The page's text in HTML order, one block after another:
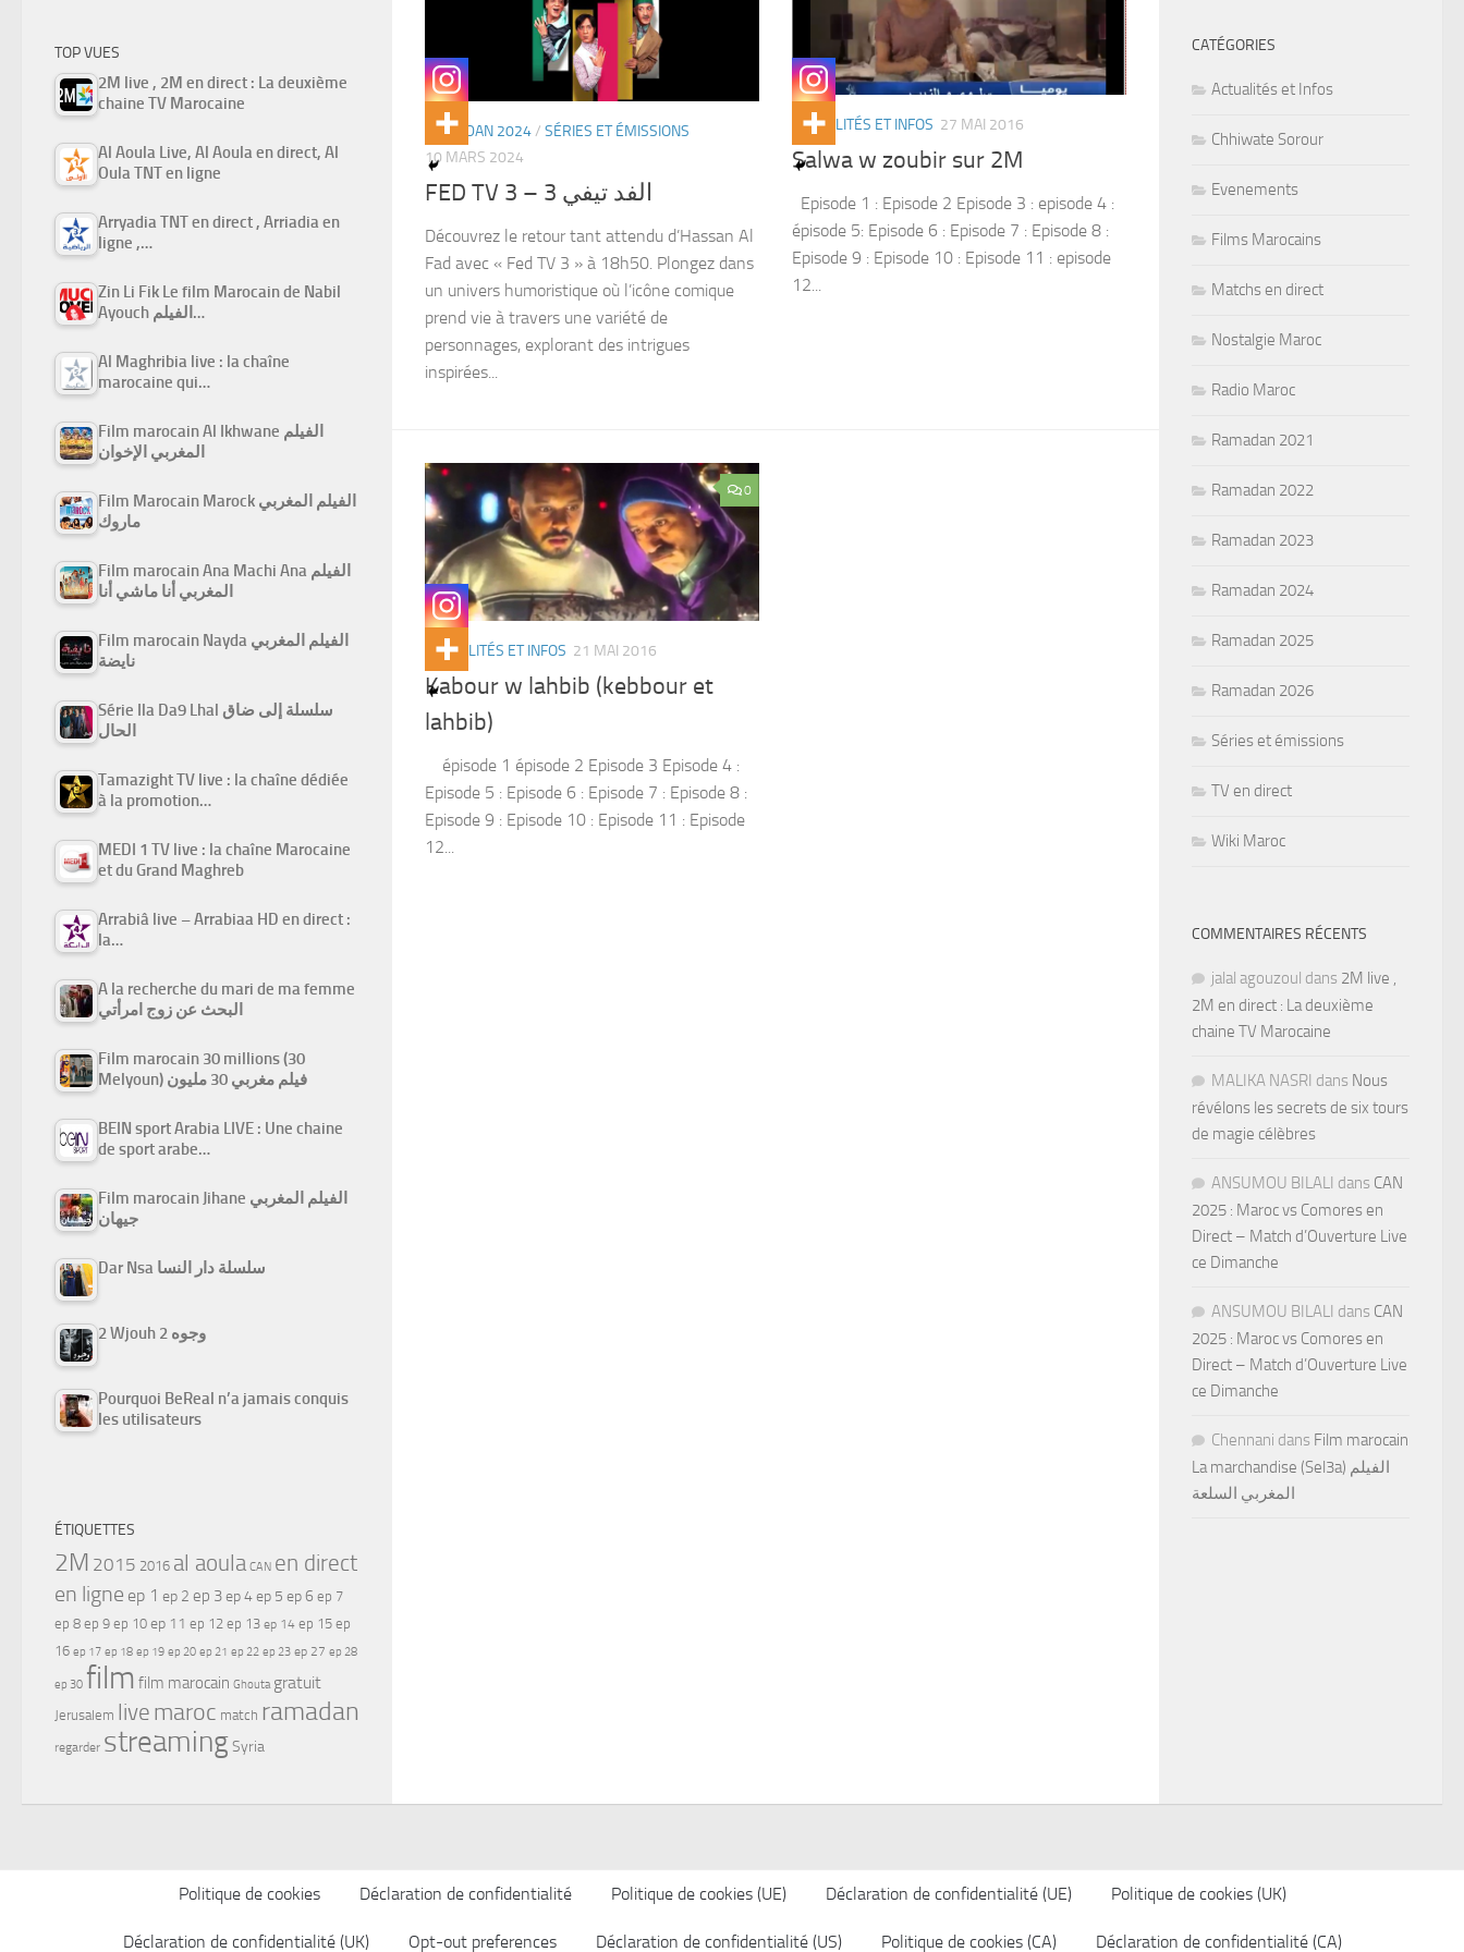
RAMADAN 2024/ SÉRIES ET ÉMISSIONS
10 MARS 2024
FED TV 3 – الفد تيفي 3
Découvrez le retour tant attendu d’Hassan Al
Fad avec « Fed TV 3 » à 18h50. Plongez dans
un univers humoristique où l’icône comique
prend vie à travers une variété de
personnages, explorant des intrigues
inspirées...
ACTUALITÉS ET INFOS 27 MAI 2016
Salwa w zoubir sur 2M
Episode 1 : Episode 2 Episode 3 : episode 4 :
épisode 5: Episode 6 : Episode 7 : Episode 8 :
Episode 9 : Episode 10 : Episode 11 : episode
12...
0
ACTUALITÉS ET INFOS 21 MAI 2016
Kabour w lahbib (kebbour et
lahbib)
épisode 1 épisode 2 Episode 3 Episode 4 :
Episode 5 : Episode 6 : Episode 7 : Episode 8 :
Episode 9 : Episode 10 : Episode 11 : Episode
12...
TOP VUES
2M live , 2M en direct : La deuxième
chaine TV Marocaine
Al Aoula Live, Al Aoula en direct, Al
Oula TNT en ligne
Arryadia TNT en direct , Arriadia en
ligne ,…
Zin Li Fik Le film Marocain de Nabil
Ayouch الفيلم…
Al Maghribia live : la chaîne
marocaine qui…
Film marocain Al Ikhwane الفيلم
المغربي الإخوان
Film Marocain Marock الفيلم المغربي
ماروك
Film marocain Ana Machi Ana الفيلم
المغربي أنا ماشي أنا
Film marocain Nayda الفيلم المغربي
نايضة
Série Ila Da9 Lhal سلسلة إلى ضاق
الحال
Tamazight TV live : la chaîne dédiée
à la promotion…
MEDI 1 TV live : la chaîne Marocaine
et du Grand Maghreb
Arrabiâ live – Arrabiaa HD en direct :
la…
A la recherche du mari de ma femme
البحث عن زوج امرأتي
Film marocain 30 millions (30
Melyoun) فيلم مغربي 30 مليون
BEIN sport Arabia LIVE : Une chaine
de sport arabe…
Film marocain Jihane الفيلم المغربي
جيهان
Dar Nsa سلسلة دار النسا
2 Wjouh 2 وجوه
Pourquoi BeReal n’a jamais conquis
les utilisateurs
ÉTIQUETTES
2M 2015 2016 al aoula CAN en direct
en ligne ep 1 ep 2 ep 3ep 4ep 5 ep 6 ep 7
ep 8 ep 9 ep 10 ep 11 ep 12 ep 13 ep 14 ep 15 ep
16 ep 17 ep 18 ep 19 ep 20 ep 21 ep 22 ep 23 ep 27 ep 28
ep 30 film film marocain Ghouta gratuit
Jerusalem live maroc match ramadan
regarder streamingSyria
CATÉGORIES
Actualités et Infos
Chhiwate Sorour
Evenements
Films Marocains
Matchs en direct
Nostalgie Maroc
Radio Maroc
Ramadan 2021
Ramadan 2022
Ramadan 2023
Ramadan 2024
Ramadan 2025
Ramadan 2026
Séries et émissions
TV en direct
Wiki Maroc
COMMENTAIRES RÉCENTS
jalal agouzoul dans 2M live ,
2M en direct : La deuxième
chaine TV Marocaine
MALIKA NASRI dans Nous
révélons les secrets de six tours
de magie célèbres
ANSUMOU BILALI dans CAN
2025 : Maroc vs Comores en
Direct – Match d’Ouverture Live
ce Dimanche
ANSUMOU BILALI dans CAN
2025 : Maroc vs Comores en
Direct – Match d’Ouverture Live
ce Dimanche
Chennani dans Film marocain
La marchandise (Sel3a) الفيلم
المغربي السلعة
Politique de cookies Déclaration de confidentialité Politique de cookies (UE) Déclaration de confidentialité (UE) Politique de cookies (UK)
Déclaration de confidentialité (UK) Opt-out preferences Déclaration de confidentialité (US) Politique de cookies (CA) Déclaration de confidentialité (CA)